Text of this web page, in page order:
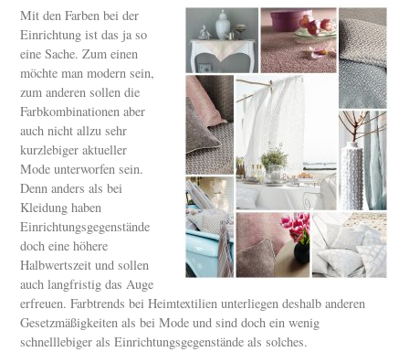
Mit den Farben bei der
Einrichtung ist das ja so
eine Sache. Zum einen
möchte man modern sein,
zum anderen sollen die
Farbkombinationen aber
auch nicht allzu sehr
kurzlebiger aktueller
Mode unterworfen sein.
Denn anders als bei
Kleidung haben
Einrichtungsgegenstände
doch eine höhere
Halbwertszeit und sollen
auch langfristig das Auge
erfreuen. Farbtrends bei Heimtextilien unterliegen deshalb anderen
Gesetzmäßigkeiten als bei Mode und sind doch ein wenig
schnelllebiger als Einrichtungsgegenstände als solches.